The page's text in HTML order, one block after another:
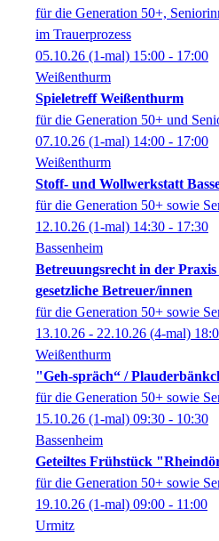
für die Generation 50+,
im Trauerprozess
05.10.26 (1-mal) 15:00 - 17:00
Weißenthurm
Spieletreff Weißenthurm
für die Generation 50+ und
07.10.26 (1-mal) 14:00 - 17:00
Weißenthurm
Stoff- und Wollwerkstatt
für die Generation 50+ sowie
12.10.26 (1-mal) 14:30 - 17:30
Bassenheim
Betreuungsrecht in der
gesetzliche Betreuer/innen
für die Generation 50+ sowie
13.10.26 - 22.10.26 (4-mal)
Weißenthurm
"Geh-spräch“ /
für die Generation 50+ sowie
15.10.26 (1-mal) 09:30 - 10:30
Bassenheim
Geteiltes Frühstück
für die Generation 50+ sowie
19.10.26 (1-mal) 09:00 - 11:00
Urmitz